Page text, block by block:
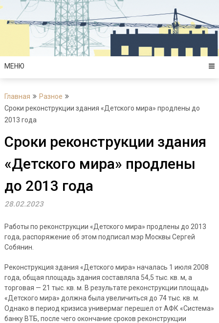
Перейти
содержимому
МЕНЮ
Главная
Разное
Сроки реконструкции здания «Детского мира» продлены до
2013 года
Сроки реконструкции здания
«Детского мира» продлены
до 2013 года
28.02.2023
Работы по реконструкции «Детского мира» продлены до 2013
года, распоряжение об этом подписал мэр Москвы Сергей
Собянин.
Реконструкция здания «Детского мира» началась 1 июля 2008
года, общая площадь здания составляла 54,5 тыс. кв. м, а
торговая — 21 тыс. кв. м. В результате реконструкции площадь
«Детского мира» должна была увеличиться до 74 тыс. кв. м.
Однако в период кризиса универмаг перешел от АФК «Система»
банку ВТБ, после чего окончание сроков реконструкции